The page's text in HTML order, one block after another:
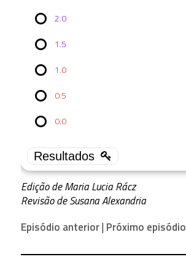
2.0
1.5
1.0
0.5
0.0
0 ( 0 % )
0 ( 0 % )
Edição de Maria Lucia Rácz
Revisão de Susana Alexandria
Episódio anterior| Próximo episódio